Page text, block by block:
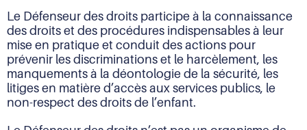
Le Défenseur des droits participe à la connaissance
des droits et des procédures indispensables à leur
mise en pratique et conduit des actions pour
prévenir les discriminations et le harcèlement, les
manquements à la déontologie de la sécurité, les
litiges en matière d’accès aux services publics, le
non-respect des droits de l’enfant.